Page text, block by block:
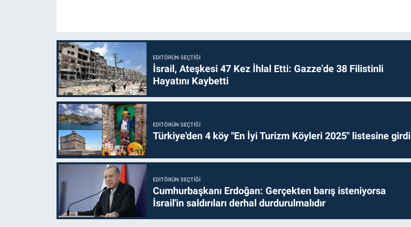
EDITÖRÜN SEÇTIĞI
İsrail, Ateşkesi 47 Kez İhlal Etti: Gazze’de 38 Filistinli
Hayatını Kaybetti
EDITÖRÜN SEÇTIĞI
Türkiye'den 4 köy "En İyi Turizm Köyleri 2025" listesine girdi
EDITÖRÜN SEÇTIĞI
Cumhurbaşkanı Erdoğan: Gerçekten barış isteniyorsa
İsrail'in saldırıları derhal durdurulmalıdır